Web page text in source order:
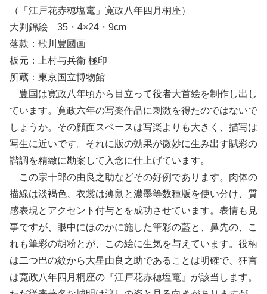
（「江戸花赤穂塩竃」寛政八年四月桐座）
大判錦絵 35・4×24・9cm
落款：歌川豊國画
板元：上村与兵衛 極印
所蔵：東京国立博物館
豊国は寛政八年頃から目立って役者大首絵を制作し出し
ています。寛政六年の写楽作品に刺激を得たのではないで
しょうか。その顔面スペースは写楽よりも大きく、描写は
写生に近いです。それに版の効果が微妙に生み出す賦彩の
諧調を精緻に勘案して入念に仕上げています。
この宗十郎の由良之助などその好例であります。肉体の
描線は淡褐色、衣裳は薄鼠と濃墨等数種版を使い分け、質
感表現とアクセント付与とを成功させています。表情も見
事ですが、眼中にほのかに施した筆彩の藍と、鼻先の、こ
れも筆彩の胡粉とが、この絵に生気を与えています。役柄
は二つ巴の紋から大星由良之助であることは明確で、狂言
は寛政八年四月桐座の『江戸花赤穂塩竃』が該当します。